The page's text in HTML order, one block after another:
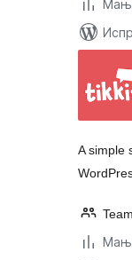
A simple